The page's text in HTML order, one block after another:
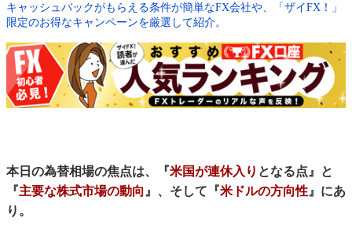
キャッシュバックがもらえる条件が簡単なFX会社や、「ザイFX！」
限定のお得なキャンペーンを厳選して紹介。
本日の為替相場の焦点は、『米国が連休入り となる点』と
『主要な株式市場の動向』、そして『米ドルの方向性』にあ
り。